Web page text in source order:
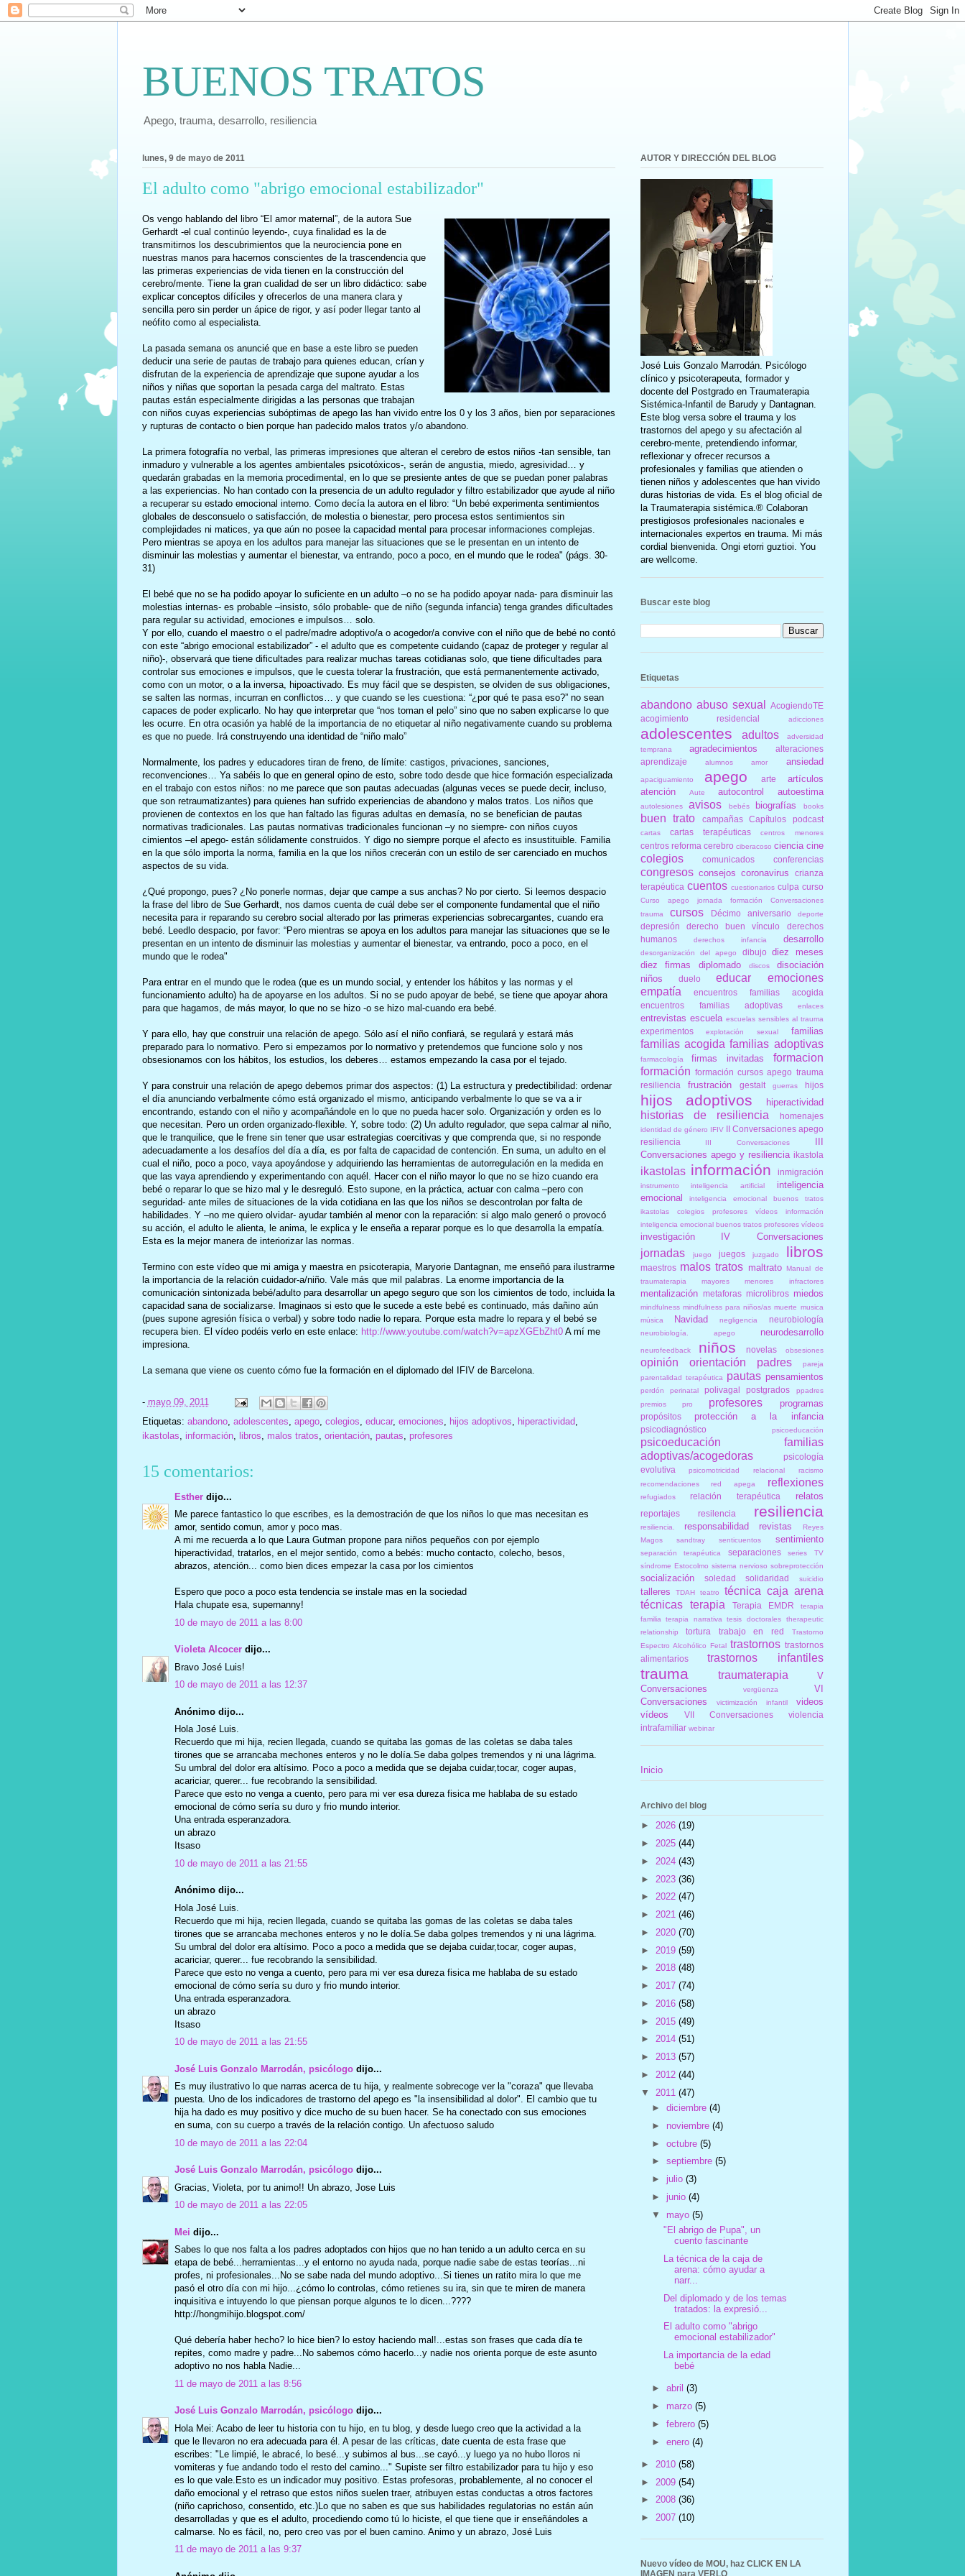
BUENOS TRATOS
Apego, trauma, desarrollo, resiliencia
lunes, 9 de mayo de 2011
El adulto como "abrigo emocional estabilizador"
Os vengo hablando del libro “El amor maternal”, de la autora Sue
Gerhardt -el cual continúo leyendo-, cuya finalidad es la de
transmitirnos los descubrimientos que la neurociencia pone en
nuestras manos para hacernos conscientes de la trascendencia que
las primeras experiencias de vida tienen en la construcción del
cerebro/mente. Tiene la gran cualidad de ser un libro didáctico: sabe
explicar conceptos difíciles y ofrecerlos de una manera clara y
sencilla pero sin perder un ápice de rigor, y así poder llegar tanto al
neófito como al especialista.
La pasada semana os anuncié que en base a este libro se pueden
deducir una serie de pautas de trabajo para quienes educan, crían y
disfrutan de la experiencia de aprendizaje que supone ayudar a los
niños y niñas que soportan la pesada carga del maltrato. Estas
pautas están especialmente dirigidas a las personas que trabajan
con niños cuyas experiencias subóptimas de apego las han vivido entre los 0 y los 3 años, bien por separaciones
y rupturas de contacto o bien porque han padecido malos tratos y/o abandono.
La primera fotografía no verbal, las primeras impresiones que alteran el cerebro de estos niños -tan sensible, tan
inmaduro y vulnerable a los agentes ambientales psicotóxicos-, serán de angustia, miedo, agresividad… y
quedarán grabadas en la memoria procedimental, en lo que se presiente antes de que se puedan poner palabras
a las experiencias. No han contado con la presencia de un adulto regulador y filtro estabilizador que ayude al niño
a recuperar su estado emocional interno. Como decía la autora en el libro: “Un bebé experimenta sentimientos
globales de desconsuelo o satisfacción, de molestia o bienestar, pero procesa estos sentimientos sin
complejidades ni matices, ya que aún no posee la capacidad mental para procesar informaciones complejas.
Pero mientras se apoya en los adultos para manejar las situaciones que se le presentan en un intento de
disminuir las molestias y aumentar el bienestar, va entrando, poco a poco, en el mundo que le rodea" (págs. 30-
31)
El bebé que no se ha podido apoyar lo suficiente en un adulto –o no se ha podido apoyar nada- para disminuir las
molestias internas- es probable –insisto, sólo probable- que de niño (segunda infancia) tenga grandes dificultades
para regular su actividad, emociones e impulsos… solo.
Y por ello, cuando el maestro o el padre/madre adoptivo/a o acogedor/a convive con el niño que de bebé no contó
con este “abrigo emocional estabilizador” - el adulto que es competente cuidando (capaz de proteger y regular al
niño)-, observará que tiene dificultades para realizar muchas tareas cotidianas solo, que tiene dificultades para
controlar sus emociones e impulsos, que le cuesta tolerar la frustración, que está permanentemente activado,
como con un motor, o a la inversa, hipoactivado. Es muy fácil que se despisten, se olviden de sus obligaciones,
se salten las normas, incurran en conflictos… y que cuando se les cuestiona: “¿por qué te pasa eso?” no sean
capaces de poder explicarlo. No hay que interpretar que “nos toman el pelo” sino que no saben explicarse lo que
les ocurre. En otra ocasión ya hablé de la importancia de no etiquetar al niño negativamente cuando su problema
es que no puede. Irá construyendo una identidad de “niño malo”
Normalmente, los padres y educadores tiran de freno, de límite: castigos, privaciones, sanciones,
reconvenciones… Ya sabéis lo que en general opino de esto, sobre todo desde que hice formación especializada
en el trabajo con estos niños: no me parece que son pautas adecuadas (algunas veces se puede decir, incluso,
que son retraumatizantes) para quienes han sufrido experiencias de abandono y malos tratos. Los niños que
provienen de contextos en los que han faltado las figuras adultas en demasía, no se benefician de pautas
normativas tradicionales. Las pautas normativas tradicionales funcionan –y no siempre- con niños cuyos
cimientos –el apego- están sólidamente construidos. Y digo no siempre porque el afecto es insustituible. Familia
en la que sólo importa la norma, familia en la que los niños crecerán con un estilo de ser carenciado en muchos
aspectos de su vida.
¿Qué propongo, pues? ¿No ponerle normas, dejar que campe a sus anchas? No por cierto. Si leemos despacio
la frase del libro de Sue Gerhardt, nos damos cuenta de cuál debe ser el componente fundamental que el niño
necesita para ir reparando su cerebro social alterado por las primeras experiencias sobrecargantes, cuando era
bebé. Leedlo despacio, por favor: “Pero mientras se apoya en los adultos para manejar las situaciones que se le
presentan en un intento de disminuir las molestias y aumentar el bienestar, va entrando, poco a poco, en el
mundo que le rodea"
Para entrar en el mundo que le rodea (que es un mundo social, y entender los hábitos y las normas y el
funcionamiento adulto) ha de apoyarse en los adultos. Si no se pudo apoyar de bebé, se tiene que apoyar ahora
para que hagamos, de más mayor, lo que no se hizo -o se hizo mal-cuando era bebé.
Y para ello, hay que construir una relación de apego. Sólo así el niño confiará, se regulará y estará más
preparado para lo normativo. Pero si empezamos por lo normativo y pretendemos que funcione solo y nos
obsesionamos con los hábitos, los estudios, los deberes… estamos empezando la casa por el tejado.
Y para construir una relación de apego debemos primar dos aspectos: (1) La estructura y predectibilidad: ordenar
el día anunciando verbalmente cómo está organizado el mismo, anticipando verbalmente lo que se va a ir
encontrando, estando con el niño y acompañándole en lo que no pueda hacer solo. Organización y orden es lo
que necesitan. Pero un orden organizado-flexible. Y, sobre todo: (2) Un adulto regulador, que sepa calmar al niño,
que le tranquilice, que le frene sin tener que usar estrategias coercitivas y que comprenda que, si no responde
adecuadamente a los desafíos del día a día, es por falta de capacidad de contención. En suma, un adulto en el
cual el niño, poco a poco, vaya apoyándose y adquiriendo las herramientas de autorregulación en la medida en
que las vaya aprendiendo y experimentando con aquél. Hacer con el niño mayor lo que no se hizo cuando era
bebé o reparar lo que se hizo mal y le desreguló. Esto supone, en la práctica, actuar con calma –pero con
seguridad- ante miles de situaciones de la vida cotidiana en las que los niños se descontrolan por falta de
habilidades. Y –no me quiero olvidar- ayudar también al menor con la reparación: si algo malo generó o provocó
su acción, el adulto le alienta, le anima, le explica y le enseña a reparar porque es lo que desarrolla la empatía.
Esta es la mejor manera de interiorizar las normas.
Termino con este vídeo que mi amiga y maestra en psicoterapia, Maryorie Dantagnan, me enseñó para ilustrarme
la importancia de la relación cuidador-a/niño. Vale más que mil palabras. La enorme importancia de la
comunicación sintonizada bebé/adulto para desarrollar un apego seguro que son los cimientos de todo, incluida la
capacidad sana de socializarse. Imaginaos si esto que le sucede a este bebé es continuado, más dañino aún
(pues supone agresión física o verbal) y sobre todo nadie lo repara. Porque esta madre lo repara y el bebé se
recupera bien. El vídeo podéis verlo en este enlace: http://www.youtube.com/watch?v=apzXGEbZht0A mí me
impresiona.
La semana que viene os cuento cómo fue la formación en el diplomado del IFIV de Barcelona.
- mayo 09, 2011
Etiquetas: abandono, adolescentes apego, colegios educar, emociones hijos adoptivos hiperactividad,
ikastolas información, libros malos tratos orientación, pautas profesores
15 comentarios:
Estherdijo...
Me parece fantastico lo que escribes, es la demostración de que los niños lo que mas necesitan es
amor, sentido comun, amor y poco mas.
A mi me recuerda a lo que Laura Gutman propone para niños pequeños con por ejemplo
hiperactividad, tratarlos, en el mejor sentido, como a bebés: mucho contacto, colecho, besos,
abrazos, atención... como bien dices empezar la casa por los cimientos
Espero que poco a poco esta tendencia se instale mas en la sociedad
Hala chupate esa, supernanny!
10 de mayo de 2011 a las 8:00
Violeta Alcocerdijo...
Bravo José Luis!
10 de mayo de 2011 a las 12:37
Anónimo dijo...
Hola José Luis.
Recuerdo que mi hija, recien llegada, cuando se quitaba las gomas de las coletas se daba tales
tirones que se arrancaba mechones enteros y no le dolía.Se daba golpes tremendos y ni una lágrima.
Su umbral del dolor era altísimo. Poco a poco a medida que se dejaba cuidar,tocar, coger aupas,
acariciar, querer... fue recobrando la sensibilidad.
Parece que esto no venga a cuento, pero para mi ver esa dureza fisica me hablaba de su estado
emocional de cómo sería su duro y frio mundo interior.
Una entrada esperanzadora.
un abrazo
Itsaso
10 de mayo de 2011 a las 21:55
Anónimo dijo...
Hola José Luis.
Recuerdo que mi hija, recien llegada, cuando se quitaba las gomas de las coletas se daba tales
tirones que se arrancaba mechones enteros y no le dolía.Se daba golpes tremendos y ni una lágrima.
Su umbral del dolor era altísimo. Poco a poco a medida que se dejaba cuidar,tocar, coger aupas,
acariciar, querer... fue recobrando la sensibilidad.
Parece que esto no venga a cuento, pero para mi ver esa dureza fisica me hablaba de su estado
emocional de cómo sería su duro y frio mundo interior.
Una entrada esperanzadora.
un abrazo
Itsaso
10 de mayo de 2011 a las 21:55
José Luis Gonzalo Marrodán, psicólogodijo...
Es muy ilustrativo lo que narras acerca de tu hija, y realmente sobrecoge ver la "coraza" que llevaba
puesta. Uno de los indicadores de trastorno del apego es "la insensibilidad al dolor". El cambio que tu
hija ha dado es muy positivo y dice mucho de su buen hacer. Se ha conectado con sus emociones
en suma, con su cuerpo a través de la relación contigo. Un afectuoso saludo
10 de mayo de 2011 a las 22:04
José Luis Gonzalo Marrodán, psicólogodijo...
Gracias, Violeta, por tu animo!! Un abrazo, Jose Luis
10 de mayo de 2011 a las 22:05
Mei dijo...
Sabes lo que nos falta a los padres adoptados con hijos que no han tenido a un adulto cerca en su
etapa de bebé...herramientas...y el entorno no ayuda nada, porque nadie sabe de estas teorías...ni
profes, ni profesionales...No se sabe nada del mundo adoptivo...Si tienes un ratito mira lo que me
pasó el otro día con mi hijo...¿cómo lo controlas, cómo retienes su ira, sin que te miren de manera
inquisitiva e intuyendo lo que piensan porque algunos te lo dicen...????
http://hongmihijo.blogspot.com/
Qué debería haber hecho? lo hice bien? lo estoy haciendo mal!...estas son frases que cada día te
repites, como madre y padre...No sabemos cómo hacerlo...y nadie nos orienta porque de este asunto
adoptivo no nos habla Nadie...
11 de mayo de 2011 a las 8:56
José Luis Gonzalo Marrodán, psicólogodijo...
Hola Mei: Acabo de leer tu historia con tu hijo, en tu blog, y desde luego creo que la actividad a la
que le llevaron no era adecuada para él. A pesar de las críticas, date cuenta de esta frase que
escribes: "Le limpié, le abracé, lo besé...y subimos al bus...se cayó...y luego ya no hubo lloros ni
vomiteras y fue andando todo el resto del camino..." Supiste ser filtro estabilizador para tu hijo y eso
es lo que vale.Esto es un indicador muy positivo. Estas profesoras, probablemente, al no conocer el
daño emocional y el retraso que estos niños suelen traer, atribuyen estas conductas a otros factores
(niño caprichoso, consentido, etc.)Lo que no saben es que sus habilidades regulatorias no están aún
desarrolladas y que es el adulto, procediendo como tú lo hiciste, el que tiene que ir enseñándoles a
calmarse. No es fácil, no, pero creo vas por el buen camino. Animo y un abrazo, José Luis
11 de mayo de 2011 a las 9:37
AUTOR Y DIRECCIÓN DEL BLOG
José Luis Gonzalo Marrodán. Psicólogo
clínico y psicoterapeuta, formador y
docente del Postgrado en Traumaterapia
Sistémica-Infantil de Barudy y Dantagnan.
Este blog versa sobre el trauma y los
trastornos del apego y su afectación al
cerebro-mente, pretendiendo informar,
reflexionar y ofrecer recursos a
profesionales y familias que atienden o
tienen niños y adolescentes que han vivido
duras historias de vida. Es el blog oficial de
la Traumaterapia sistémica.® Colaboran
prestigiosos profesionales nacionales e
internacionales expertos en trauma. Mi más
cordial bienvenida. Ongi etorri guztioi. You
are wellcome.
Buscar este blog
Etiquetas
abandono abuso sexual
AcogiendoTE
acogimiento residencial
adicciones
adolescentes adultos
adversidad
temprana
agradecimientos
alteraciones
aprendizaje
alumnos amor ansiedad
apaciguamiento apego arte
artículos
atención
Aute autocontrol autoestima
autolesiones avisos bebés biografías books
buen trato campañas Capítulos podcast
cartas cartas terapéuticas centros menores
centros reforma cerebro ciberacoso ciencia cine
colegios comunicados conferencias
congresos consejos coronavirus
crianza
terapéutica cuentos cuestionarios culpa curso
Curso apego jornada formación Conversaciones
trauma
cursos Décimo aniversario deporte
depresión derecho buen vínculo
derechos
humanos
derechos infancia desarrollo
desorganización del apego dibujo diez meses
diez firmas
diplomado discos
disociación
niños
duelo educar
emociones
empatía
encuentros familias acogida
encuentros familias adoptivas
enlaces
entrevistas escuela escuelas sensibles al trauma
experimentos explotación sexual familias
familias acogida familias adoptivas
farmacología firmas invitadas
formacion
formación formación cursos apego trauma
resiliencia
frustración gestalt guerras hijos
hijos adoptivos hiperactividad
historias de resiliencia homenajes
identidad de género IFIV II Conversaciones apego
resiliencia
III Conversaciones
III
Conversaciones apego y resiliencia ikastola
ikastolas información inmigración
instrumento inteligencia artificial
inteligencia
emocional
inteligencia emocional buenos tratos
ikastolas colegios profesores vídeos información
inteligencia emocional buenos tratos profesores vídeos
investigación IV Conversaciones
jornadas juego juegos juzgado libros
maestros malos tratos maltrato Manual de
traumaterapia
mayores menores infractores
mentalización metaforas microlibros miedos
mindfulness mindfulness para niños/as muerte musica
música
Navidad negligencia neurobiología
neurobiología. apego neurodesarrollo
neurofeedback niños novelas obsesiones
opinión orientación padres
pareja
parentalidad terapéutica
pautas pensamientos
perdón perinatal polivagal postgrados
ppadres
premios
pro profesores programas
propósitos protección a la infancia
psicodiagnóstico psicoeducación
psicoeducación familias
adoptivas/acogedoras
psicología
evolutiva
psicomotricidad relacional
racismo
recomendaciones
red apega reflexiones
refugiados relación terapéutica relatos
reportajes resilencia resiliencia
resiliencia. responsabilidad revistas
Reyes
Magos
sandtray senticuentos sentimiento
separación terapéutica separaciones
series TV
síndrome Estocolmo sistema nervioso sobreprotección
socialización soledad solidaridad suicidio
talleres TDAH teatro
técnica caja arena
técnicas
terapia Terapia EMDR
terapia
familia
terapia narrativa tesis doctorales
therapeutic
relationship
tortura trabajo en red
Trastorno
Espectro Alcohólico Fetal trastornos trastornos
alimentarios
trastornos infantiles
trauma traumaterapia
V
Conversaciones
vergüenza
VI
Conversaciones
victimización infantil
videos
vídeos
VII Conversaciones
violencia
intrafamiliar webinar
Inicio
Archivo del blog
► 2026 (19)
► 2025 (44)
► 2024 (43)
► 2023 (36)
► 2022 (47)
► 2021 (46)
► 2020 (70)
► 2019 (59)
► 2018 (48)
► 2017 (74)
► 2016 (58)
► 2015 (49)
► 2014 (51)
► 2013 (57)
► 2012 (44)
▼ 2011 (47)
►diciembre(4)
► noviembre(4)
►octubre(5)
►septiembre(5)
►julio(3)
►junio(4)
▼ mayo(5)
"El abrigo de Pupa", un
cuento fascinante
La técnica de la caja de
arena: cómo ayudar a
narr...
Del diplomado y de los temas
tratados: la expresió...
El adulto como "abrigo
emocional estabilizador"
La importancia de la edad
bebé
►abril(3)
► marzo(5)
►febrero(5)
►enero(4)
► 2010 (58)
► 2009 (54)
► 2008 (36)
► 2007 (10)
Nuevo vídeo de MOU, haz CLICK EN LA
IMAGEN para VERLO